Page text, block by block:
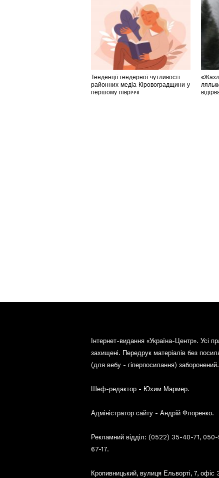
Тенденції гендерної чутливості
районних медіа Кіровоградщини у
першому півріччі
Інтернет-видання «Україна-Центр». Усі
захищені. Передрук матеріалів без
(для вебу - гіперпосилання) заборонений.
Шеф-редактор - Юхим Мармер.
Адміністратор сайту - Андрій Флоренко.
Рекламний відділ: (0522) 35-40-71,
67-17.
Кропивницький, вулиця Ельворті, 7, офіс